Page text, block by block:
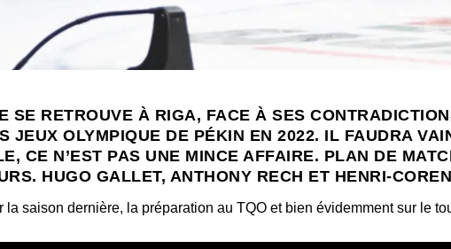
SE RETROUVE À RIGA, FACE À SES
JEUX OLYMPIQUE DE PÉKIN EN 2022. IL FAUDRA
CE N’EST PAS UNE MINCE AFFAIRE. PLAN DE
HUGO GALLET, ANTHONY RECH ET HENRI-
la saison dernière, la préparation au TQO et bien évidemment sur le